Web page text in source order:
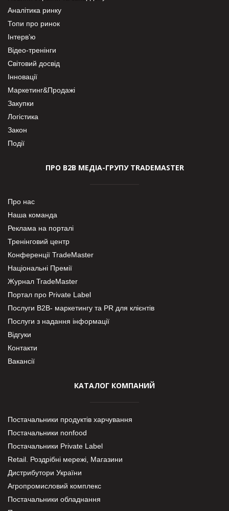
Аналітика ринку
Топи про ринок
Інтерв’ю
Відео-тренінги
Світовий досвід
Інновації
Маркетинг&Продажі
Закупки
Логістика
Закон
Події
ПРО В2В МЕДІА-ГРУПУ TRADEMASTER
Про нас
Наша команда
Реклама на порталі
Тренінговий центр
Конференції TradeMaster
Національні Премії
Журнал TradeMaster
Портал про Private Label
Послуги В2В- маркетингу та PR для клієнтів
Послуги з надання інформації
Відгуки
Контакти
Вакансії
КАТАЛОГ КОМПАНИЙ
Постачальники продуктів харчування
Постачальники nonfood
Постачальники Private Label
Retail. Роздрібні мережі, Магазини
Дистрибутори України
Агропромисловий комплекс
Постачальники обладнання